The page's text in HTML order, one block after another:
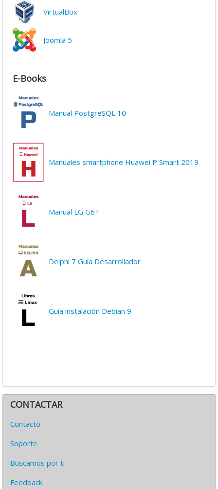
VirtualBox
Joomla 5
E-Books
Manual PostgreSQL 10
Manuales smartphone Huawei P Smart 2019
Manual LG G6+
Delphi 7 Guía Desarrollador
Guía instalación Debian 9
CONTACTAR
Contacto
Soporte
Buscamos por ti
Feedback